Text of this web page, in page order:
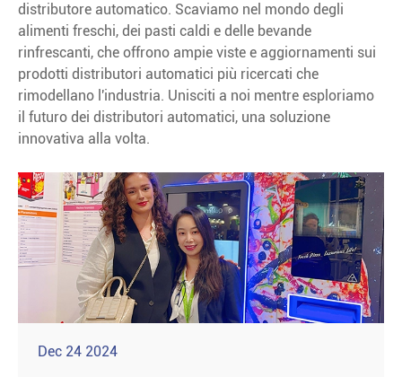
distributore automatico. Scaviamo nel mondo degli
alimenti freschi, dei pasti caldi e delle bevande
rinfrescanti, che offrono ampie viste e aggiornamenti sui
prodotti distributori automatici più ricercati che
rimodellano l'industria. Unisciti a noi mentre esploriamo
il futuro dei distributori automatici, una soluzione
innovativa alla volta.
Dec 24 2024